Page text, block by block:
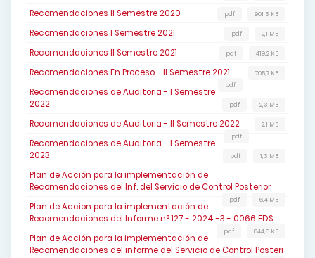
Recomendaciones II Semestre 2020 901,3 KB
pdf
Recomendaciones I Semestre 2021 2,1 MB
pdf
Recomendaciones II Semestre 2021 419,2 KB
pdf
Recomendaciones En Proceso - II Semestre 2021
705,7 KB
pdf
Recomendaciones de Auditoria - I Semestre
2022
2,3 MB
pdf
Recomendaciones de Auditoria - II Semestre 2022
2,1 MB
pdf
Recomendaciones de Auditoria - I Semestre
2023
1,3 MB
pdf
Plan de Acción para la implementación de
Recomendaciones del Inf. del Servicio de Control Posterior
6,4 MB
pdf
Plan de Accion para la implementación de
Recomendaciones del Informe n° 127 - 2024 -3 - 0066 EDS
844,8 KB
pdf
Plan de Acción para la implementación de
Recomendaciones del informe del Servicio de Control Posteri